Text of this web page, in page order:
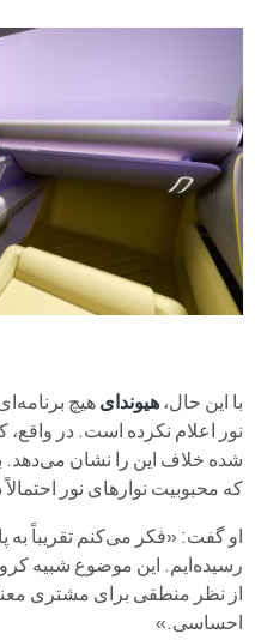
با این حال،هیوندایهیچ
شده خلاف این را نشان می‌دهد.
که محبوبیت نوارهای نور
او گفت: «فکر می‌کنم تقریباً به
رسیده‌ایم. این موضوع شبیه
از نظر منطقی برای مشتری
احساسی.»